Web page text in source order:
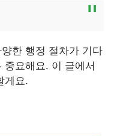
한 행정 절차가 기다
요해요. 이 글에서
게요.